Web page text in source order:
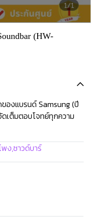
1/1
(HW-
องแบรนด์ Samsung (ปี
เต็มตอบโจทย์ทุกความ
พง,ซาวด์บาร์